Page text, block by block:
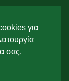
για
σας.